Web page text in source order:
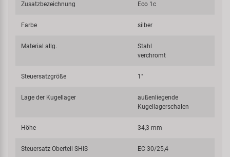
Zusatzbezeichnung Eco 1c
Farbe silber
Material allg.
Stahl
verchromt
Steuersatzgröße 1"
Lage der Kugellager
außenliegende
Kugellagerschalen
Höhe 34,3 mm
Steuersatz Oberteil SHIS EC 30/25,4